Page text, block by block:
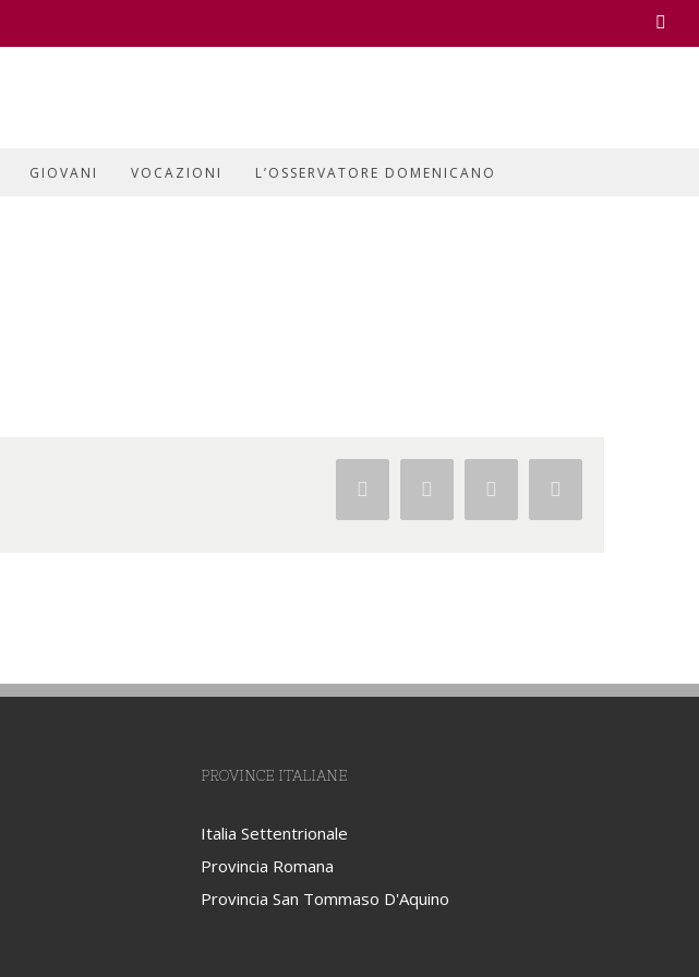
GIOVANI VOCAZIONI L’OSSERVATORE DOMENICANO
Facebook Twitter Google+
PROVINCE ITALIANE
Italia Settentrionale
Provincia Romana
Provincia San Tommaso D'Aquino